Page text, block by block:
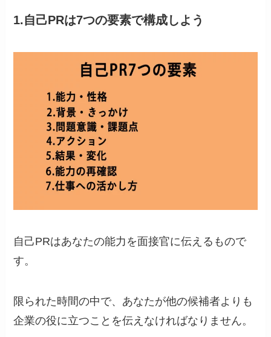
1.自己PRは7つの要素で構成しよう
自己PRはあなたの能力を面接官に伝えるもので
す。
限られた時間の中で、あなたが他の候補者よりも
企業の役に立つことを伝えなければなりません。